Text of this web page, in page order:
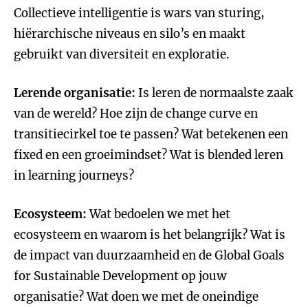
Collectieve intelligentie is wars van sturing,
hiërarchische niveaus en silo’s en maakt
gebruikt van diversiteit en exploratie.
Lerende organisatie: Is leren de normaalste zaak
van de wereld? Hoe zijn de change curve en
transitiecirkel toe te passen? Wat betekenen een
fixed en een groeimindset? Wat is blended leren
in learning journeys?
Ecosysteem:Wat bedoelen we met het
ecosysteem en waarom is het belangrijk? Wat is
de impact van duurzaamheid en de Global Goals
for Sustainable Development op jouw
organisatie? Wat doen we met de oneindige